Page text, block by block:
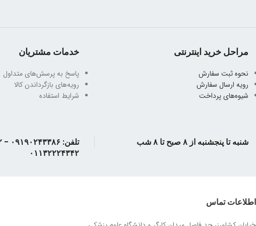
خدمات مشتریان
پاسخ به پرسش‌های متداول
رویه‌های بازگرداندن کالا
شرایط استفاده
مراحل خرید اینترنتی
نحوه ثبت سفارش
رویه ارسال سفارش
شیوه‌های پرداخت
۰۱۱۳۲۲۲۴۳۴۲
شنبه تا پنجشنبه از ۸ صبح تا ۸ شب
اطلاعات تماس